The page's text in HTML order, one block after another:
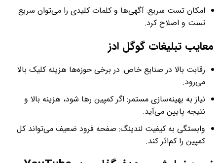
امکان تست سریع: آگهی‌ها و کلمات کلیدی را می‌توان سریع
تست و اصلاح کرد.
معایب تبلیغات گوگل ادز
رقابت بالا در صنایع خاص: در برخی حوزه‌ها هزینه کلیک بالا
می‌رود.
نیاز به بهینه‌سازی مستمر: اگر کمپین رها شود، هزینه بالا و
نتیجه پایین می‌آید.
وابستگی به کیفیت لندینگ: صفحه فرود ضعیف می‌تواند کل
کمپین را کم‌اثر کند.